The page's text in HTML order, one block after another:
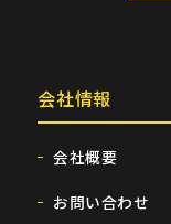
会社情報
会社概要
お問い合わせ